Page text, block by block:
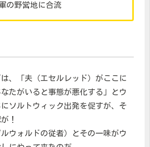
の野営地に合流
、「夫（エセルレッド）がここに
たがいると事態が悪化する」とウ
ソルトウィック出発を促すが、そ
！
ウォルドの従者）とその一味がウ